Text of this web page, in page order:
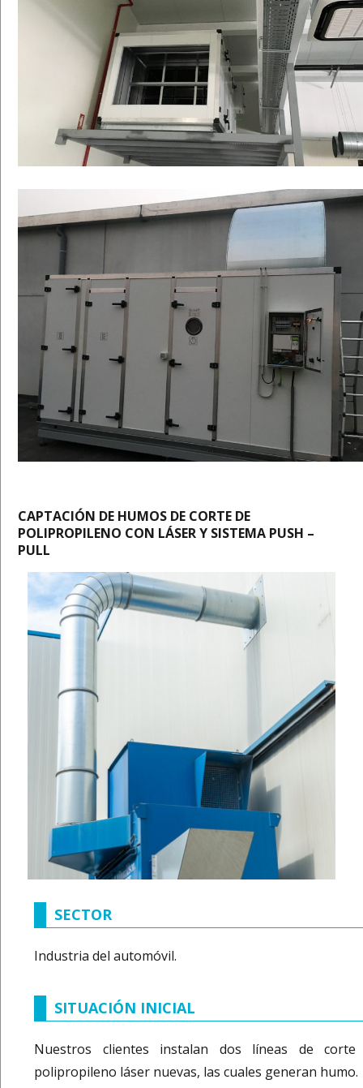
CAPTACIÓN DE HUMOS DE CORTE DE
POLIPROPILENO CON LÁSER Y SISTEMA PUSH –
PULL
SECTOR
Industria del automóvil.
SITUACIÓN INICIAL
Nuestros clientes instalan dos líneas de corte
polipropileno láser nuevas, las cuales generan humo.